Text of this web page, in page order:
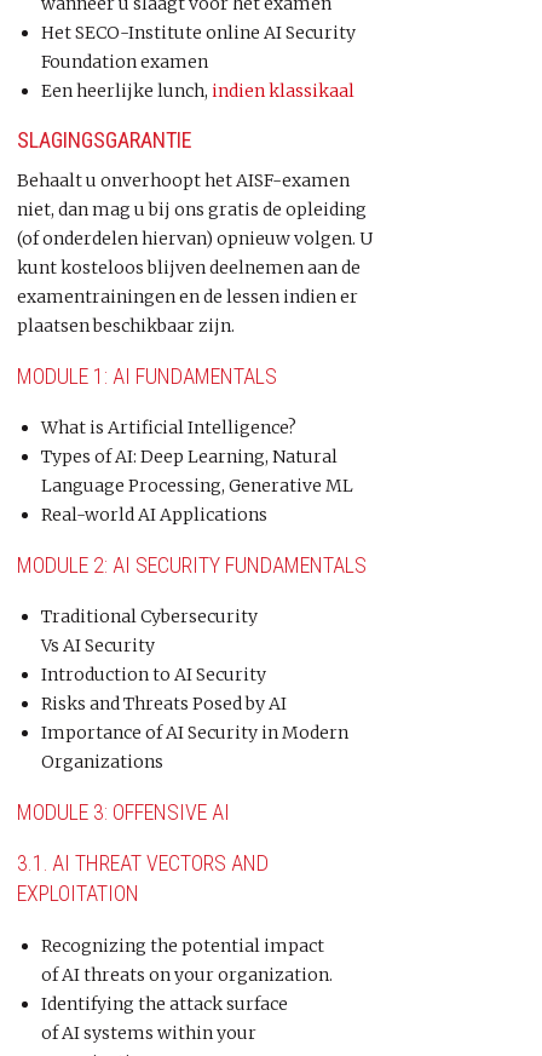
Het SECO-Institute online AI Security
Foundation examen
Een heerlijke lunch, indien klassikaal
SLAGINGSGARANTIE
Behaalt u onverhoopt het AISF-examen
niet, dan mag u bij ons gratis de opleiding
(of onderdelen hiervan) opnieuw volgen. U
kunt kosteloos blijven deelnemen aan de
examentrainingen en de lessen indien er
plaatsen beschikbaar zijn.
MODULE 1: AI FUNDAMENTALS
What is Artificial Intelligence?
Types of AI: Deep Learning, Natural
Language Processing, Generative ML
Real-world AI Applications
MODULE 2: AI SECURITY FUNDAMENTALS
Traditional Cybersecurity
Vs AI Security
Introduction to AI Security
Risks and Threats Posed by AI
Importance of AI Security in Modern
Organizations
MODULE 3: OFFENSIVE AI
3.1. AI THREAT VECTORS AND
EXPLOITATION
Recognizing the potential impact
of AI threats on your organization.
Identifying the attack surface
of AI systems within your